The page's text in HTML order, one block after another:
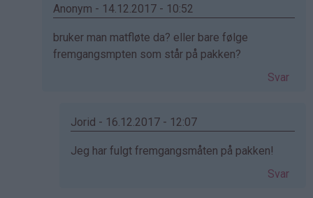
(ikkeAnonym - 14.12.2017 - 10:52
Som
svar
(ikke
bruker man matfløte da? eller bare følge
fremgangsmpten som står på pakken?
Svar
Jorid - 16.12.2017 - 12:07
Som
Jeg har fulgt fremgangsmåten på pakken!
Svar